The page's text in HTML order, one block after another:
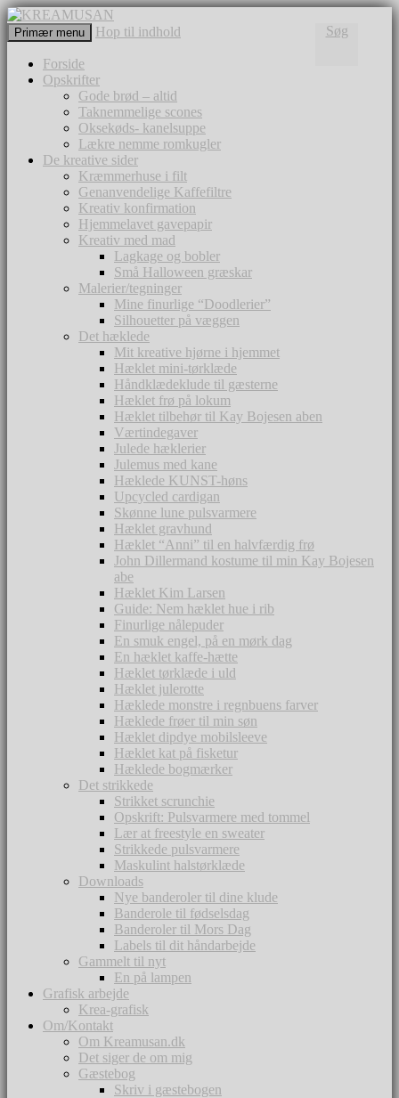
KREAMUSAN
Søg
Primær menu Hop til indhold
Forside
Opskrifter
Gode brød – altid
Taknemmelige scones
Oksekøds- kanelsuppe
Lækre nemme romkugler
De kreative sider
Kræmmerhuse i filt
Genanvendelige Kaffefiltre
Kreativ konfirmation
Hjemmelavet gavepapir
Kreativ med mad
Lagkage og bobler
Små Halloween græskar
Malerier/tegninger
Mine finurlige “Doodlerier”
Silhouetter på væggen
Det hæklede
Mit kreative hjørne i hjemmet
Hæklet mini-tørklæde
Håndklædeklude til gæsterne
Hæklet frø på lokum
Hæklet tilbehør til Kay Bojesen aben
Værtindegaver
Julede hæklerier
Julemus med kane
Hæklede KUNST-høns
Upcycled cardigan
Skønne lune pulsvarmere
Hæklet gravhund
Hæklet “Anni” til en halvfærdig frø
John Dillermand kostume til min Kay Bojesen
abe
Hæklet Kim Larsen
Guide: Nem hæklet hue i rib
Finurlige nålepuder
En smuk engel, på en mørk dag
En hæklet kaffe-hætte
Hæklet tørklæde i uld
Hæklet julerotte
Hæklede monstre i regnbuens farver
Hæklede frøer til min søn
Hæklet dipdye mobilsleeve
Hæklet kat på fisketur
Hæklede bogmærker
Det strikkede
Strikket scrunchie
Opskrift: Pulsvarmere med tommel
Lær at freestyle en sweater
Strikkede pulsvarmere
Maskulint halstørklæde
Downloads
Nye banderoler til dine klude
Banderole til fødselsdag
Banderoler til Mors Dag
Labels til dit håndarbejde
Gammelt til nyt
En på lampen
Grafisk arbejde
Krea-grafisk
Om/Kontakt
Om Kreamusan.dk
Det siger de om mig
Gæstebog
Skriv i gæstebogen